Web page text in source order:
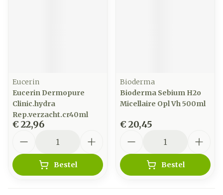
Eucerin
Eucerin Dermopure
Clinic.hydra
Rep.verzacht.cr40ml
€ 22,96
Bestel
Bioderma
Bioderma Sebium H2o
Micellaire Opl Vh 500ml
€ 20,45
Bestel